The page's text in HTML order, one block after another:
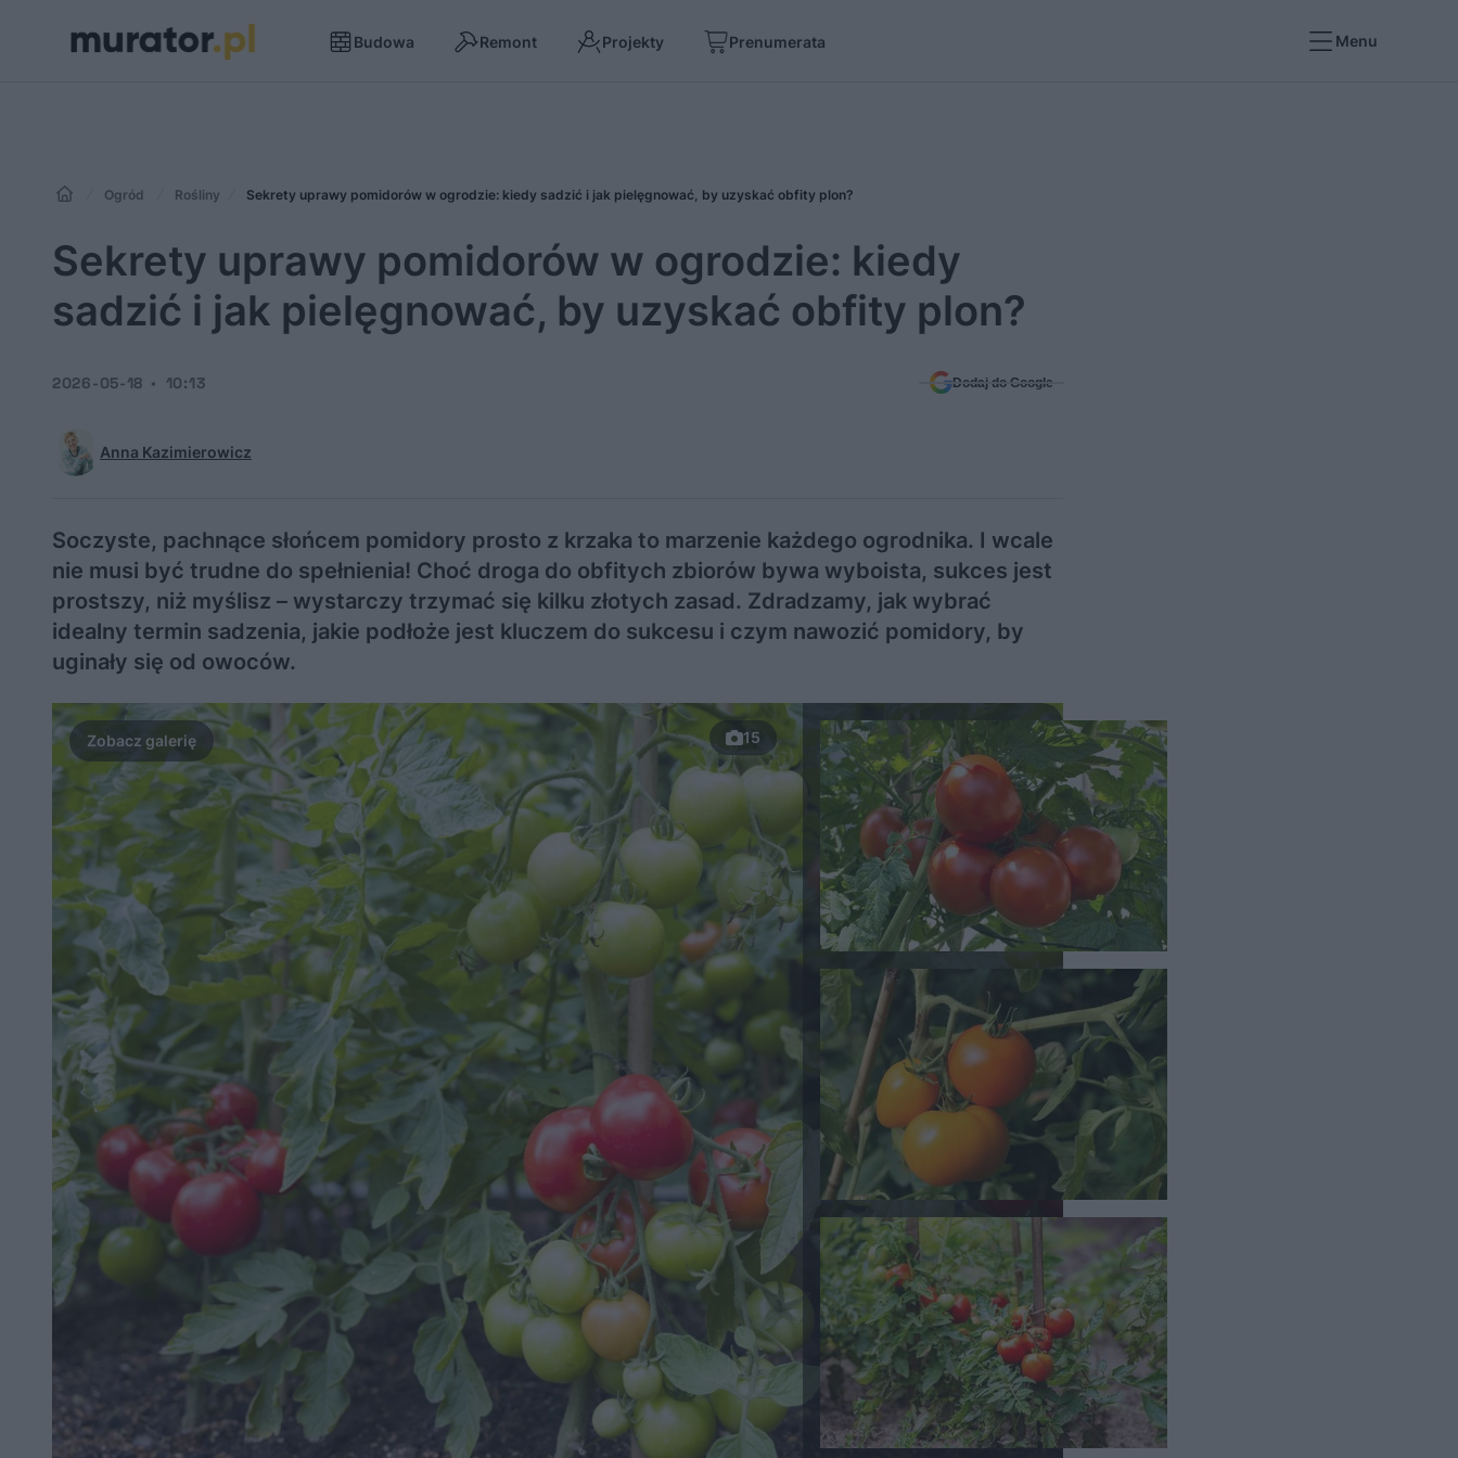
Budowa Remont Projekty Prenumerata Menu
Ogród Rośliny Sekrety uprawy pomidorów w ogrodzie: kiedy sadzić i jak pielęgnować, by uzyskać obfity plon?
Sekrety uprawy pomidorów w ogrodzie: kiedy
sadzić i jak pielęgnować, by uzyskać obfity plon?
Anna Kazimierowicz
2026-05-18 10:13 Dodaj do Google
Soczyste, pachnące słońcem pomidory prosto z krzaka to marzenie każdego ogrodnika. I wcale
nie musi być trudne do spełnienia! Choć droga do obfitych zbiorów bywa wyboista, sukces jest
prostszy, niż myślisz – wystarczy trzymać się kilku złotych zasad. Zdradzamy, jak wybrać
idealny termin sadzenia, jakie podłoże jest kluczem do sukcesu i czym nawozić pomidory, by
uginały się od owoców.
15